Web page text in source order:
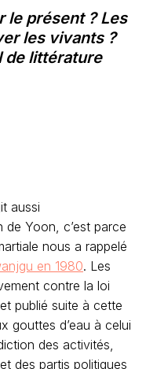
le présent ? Les
les vivants ?
de littérature
aussi
Yoon, c’est parce
nous a rappelé
en 1980. Les
contre la loi
publié suite à cette
gouttes d’eau à celui
des activités,
des partis politiques